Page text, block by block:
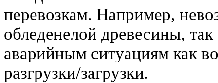
перевозкам. Например,
обледенелой древесины,
аварийным ситуациям как
разгрузки/загрузки.